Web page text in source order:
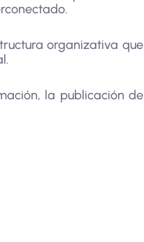
organizativa que
la publicación de